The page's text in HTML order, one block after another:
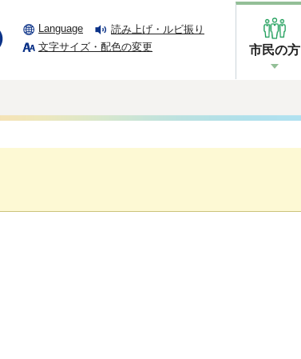
Language
読み上げ・ルビ振り
文字サイズ・配色の変更
市民の方